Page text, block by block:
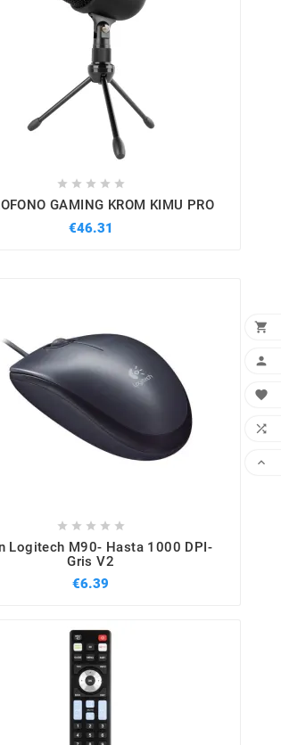
    
GAMING KROM KIMU PRO
€46.31
    
Logitech M90- Hasta 1000 DPI-
Gris V2
€6.39




